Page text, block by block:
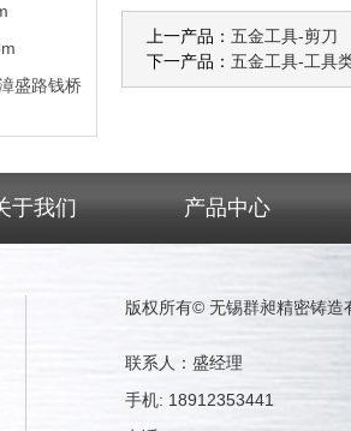
盛路钱桥
上一产品： 五金工具-剪刀
下一产品： 五金工具-工具
于我们 产品中心
版权所有© 无锡群昶精密铸
联系人：盛经理
手机: 18912353441